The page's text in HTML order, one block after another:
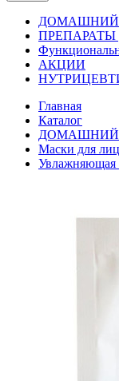
ДОМАШНИЙ
АКЦИИ
Главная
Каталог
ДОМАШНИЙ
Маски для
Увлажняющая